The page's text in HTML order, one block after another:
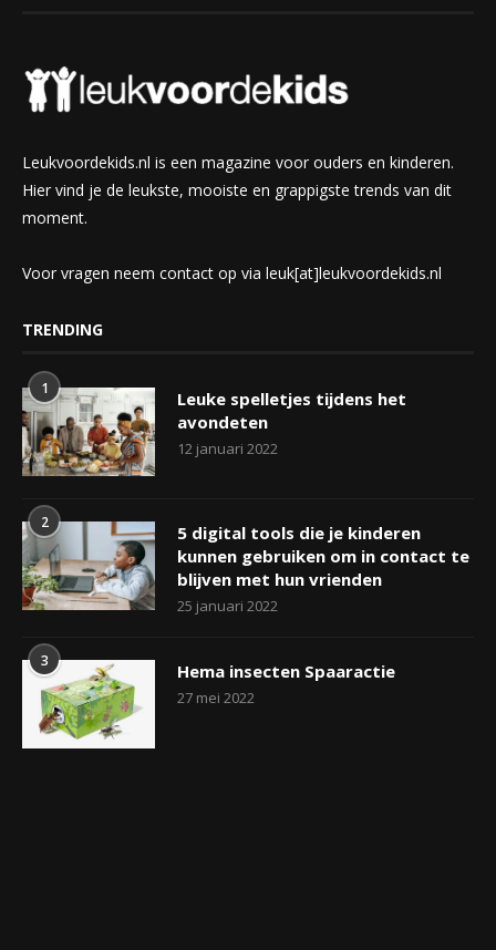
Leukvoordekids.nl is een magazine voor ouders en kinderen.
Hier vind je de leukste, mooiste en grappigste trends van dit
moment.
Voor vragen neem contact op via leuk[at]leukvoordekids.nl
TRENDING
1
Leuke spelletjes tijdens het
avondeten
12 januari 2022
2
5 digital tools die je kinderen
kunnen gebruiken om in contact te
blijven met hun vrienden
25 januari 2022
3 Hema insecten Spaaractie
27 mei 2022